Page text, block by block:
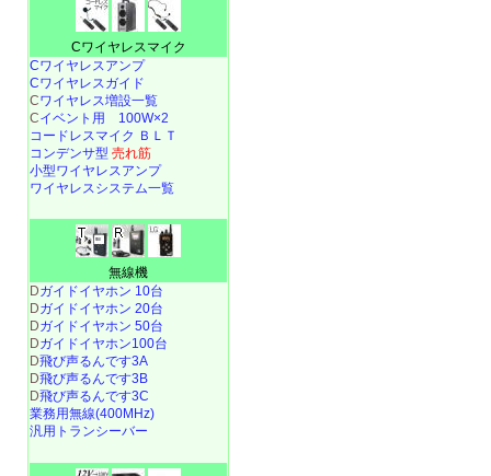
Cワイヤレスマイク
Cワイヤレスアンプ
Cワイヤレスガイド
Cワイヤレス増設一覧
Cイベント用 100W×2
コードレスマイク ＢＬＴ
コンデンサ型 売れ筋
小型ワイヤレスアンプ
ワイヤレスシステム一覧
無線機
Dガイドイヤホン 10台
Dガイドイヤホン 20台
Dガイドイヤホン 50台
Dガイドイヤホン100台
D飛び声るんです3A
D飛び声るんです3B
D飛び声るんです3C
業務用無線(400MHz)
汎用トランシーバー